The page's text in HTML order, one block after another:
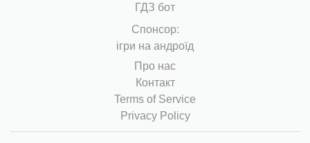
ГДЗ бот
Cпонсор:
ігри на андроїд
Про нас
Контакт
Terms of Service
Privacy Policy